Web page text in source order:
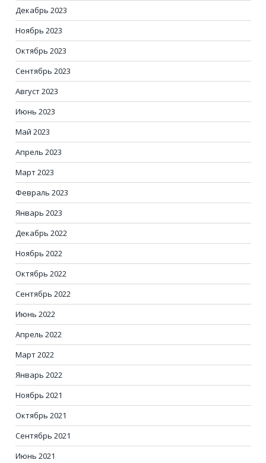
Декабрь 2023
Ноябрь 2023
Октябрь 2023
Сентябрь 2023
Август 2023
Июнь 2023
Май 2023
Апрель 2023
Март 2023
Февраль 2023
Январь 2023
Декабрь 2022
Ноябрь 2022
Октябрь 2022
Сентябрь 2022
Июнь 2022
Апрель 2022
Март 2022
Январь 2022
Ноябрь 2021
Октябрь 2021
Сентябрь 2021
Июнь 2021